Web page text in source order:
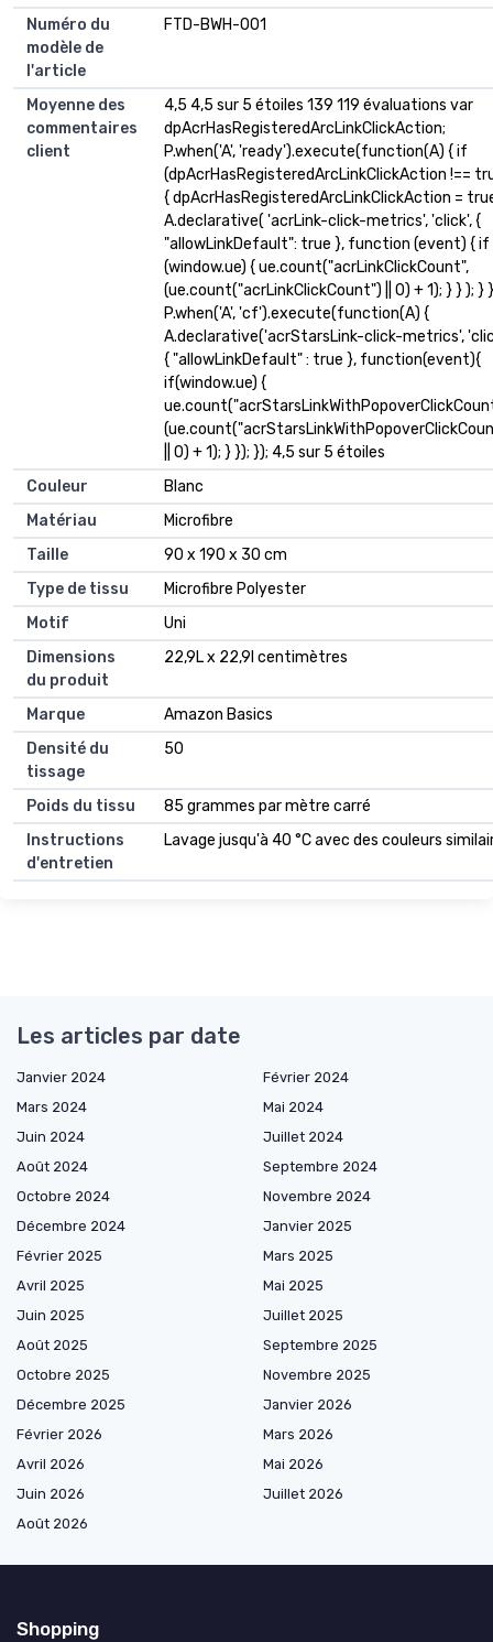
Numéro du
modèle de
l'article
FTD-BWH-001
Moyenne des
commentaires
client
4,5 4,5 sur 5 étoiles 139 119 évaluations var
dpAcrHasRegisteredArcLinkClickAction;
P.when('A', 'ready').execute(function(A) { if
(dpAcrHasRegisteredArcLinkClickAction !==
{ dpAcrHasRegisteredArcLinkClickAction =
A.declarative( 'acrLink-click-metrics', 'click', {
"allowLinkDefault": true }, function (event) { if
(window.ue) { ue.count("acrLinkClickCount",
(ue.count("acrLinkClickCount") || 0) + 1); } } ); }
P.when('A', 'cf').execute(function(A) {
A.declarative('acrStarsLink-click-metrics',
{ "allowLinkDefault" : true }, function(event){
if(window.ue) {
|| 0) + 1); } }); }); 4,5 sur 5 étoiles
Couleur
Blanc
Matériau
Microfibre
Taille
90 x 190 x 30 cm
Type de tissu
Microfibre Polyester
Motif
Uni
Dimensions
du produit
22,9L x 22,9l centimètres
Marque
Amazon Basics
Densité du
tissage
50
Poids du tissu
85 grammes par mètre carré
Instructions
d'entretien
Lavage jusqu'à 40 °C avec des couleurs
Les articles par date
Janvier 2024
Février 2024
Mars 2024
Mai 2024
Juin 2024
Juillet 2024
Août 2024
Septembre 2024
Octobre 2024
Novembre 2024
Décembre 2024
Janvier 2025
Février 2025
Mars 2025
Avril 2025
Mai 2025
Juin 2025
Juillet 2025
Août 2025
Septembre 2025
Octobre 2025
Novembre 2025
Décembre 2025
Janvier 2026
Février 2026
Mars 2026
Avril 2026
Mai 2026
Juin 2026
Juillet 2026
Août 2026
Shopping